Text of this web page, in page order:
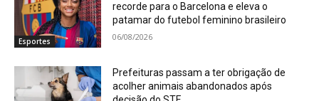
Esportes
recorde para o Barcelona e eleva o
patamar do futebol feminino brasileiro
06/08/2026
Prefeituras passam a ter obrigação de
acolher animais abandonados após